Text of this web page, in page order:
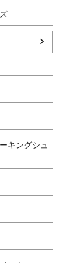
キングシュ